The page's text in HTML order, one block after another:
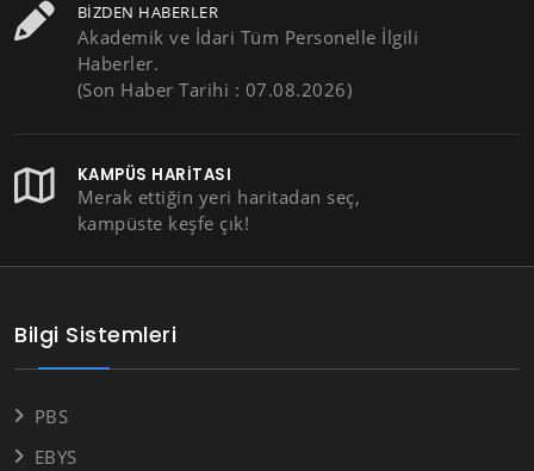
BIZDEN HABERLER
Akademik ve İdari Tüm Personelle İlgili
Haberler.
(Son Haber Tarihi : 07.08.2026)
KAMPÜS HARITASI
Merak ettiğin yeri haritadan seç,
kampüste keşfe çık!
Bilgi Sistemleri
PBS
EBYS